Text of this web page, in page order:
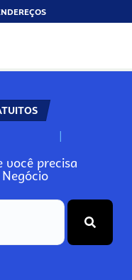
N
você precisa